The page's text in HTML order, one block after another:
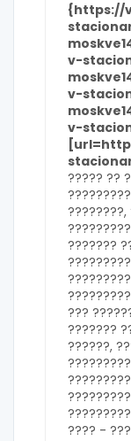
{https://
v-
v-
v-
????? ??
???????
???
???????
??????,
???? -